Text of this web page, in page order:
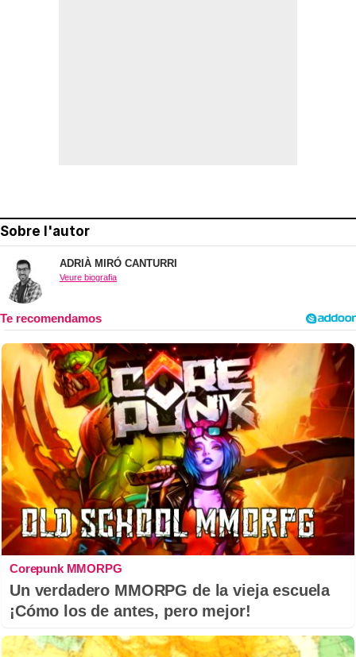
Sobre l'autor
ADRIÀ MIRÓ CANTURRI
Veure biografia
Corepunk MMORPG
Un verdadero MMORPG de la vieja escuela
¡Cómo los de antes, pero mejor!